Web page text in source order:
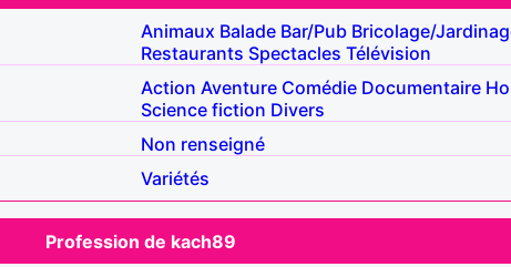
Animaux Balade Bar/Pub Bricolage/
Restaurants Spectacles Télévision
Action Aventure Comédie Documentaire
Science fiction Divers
Non renseigné
Variétés
Profession de kach89